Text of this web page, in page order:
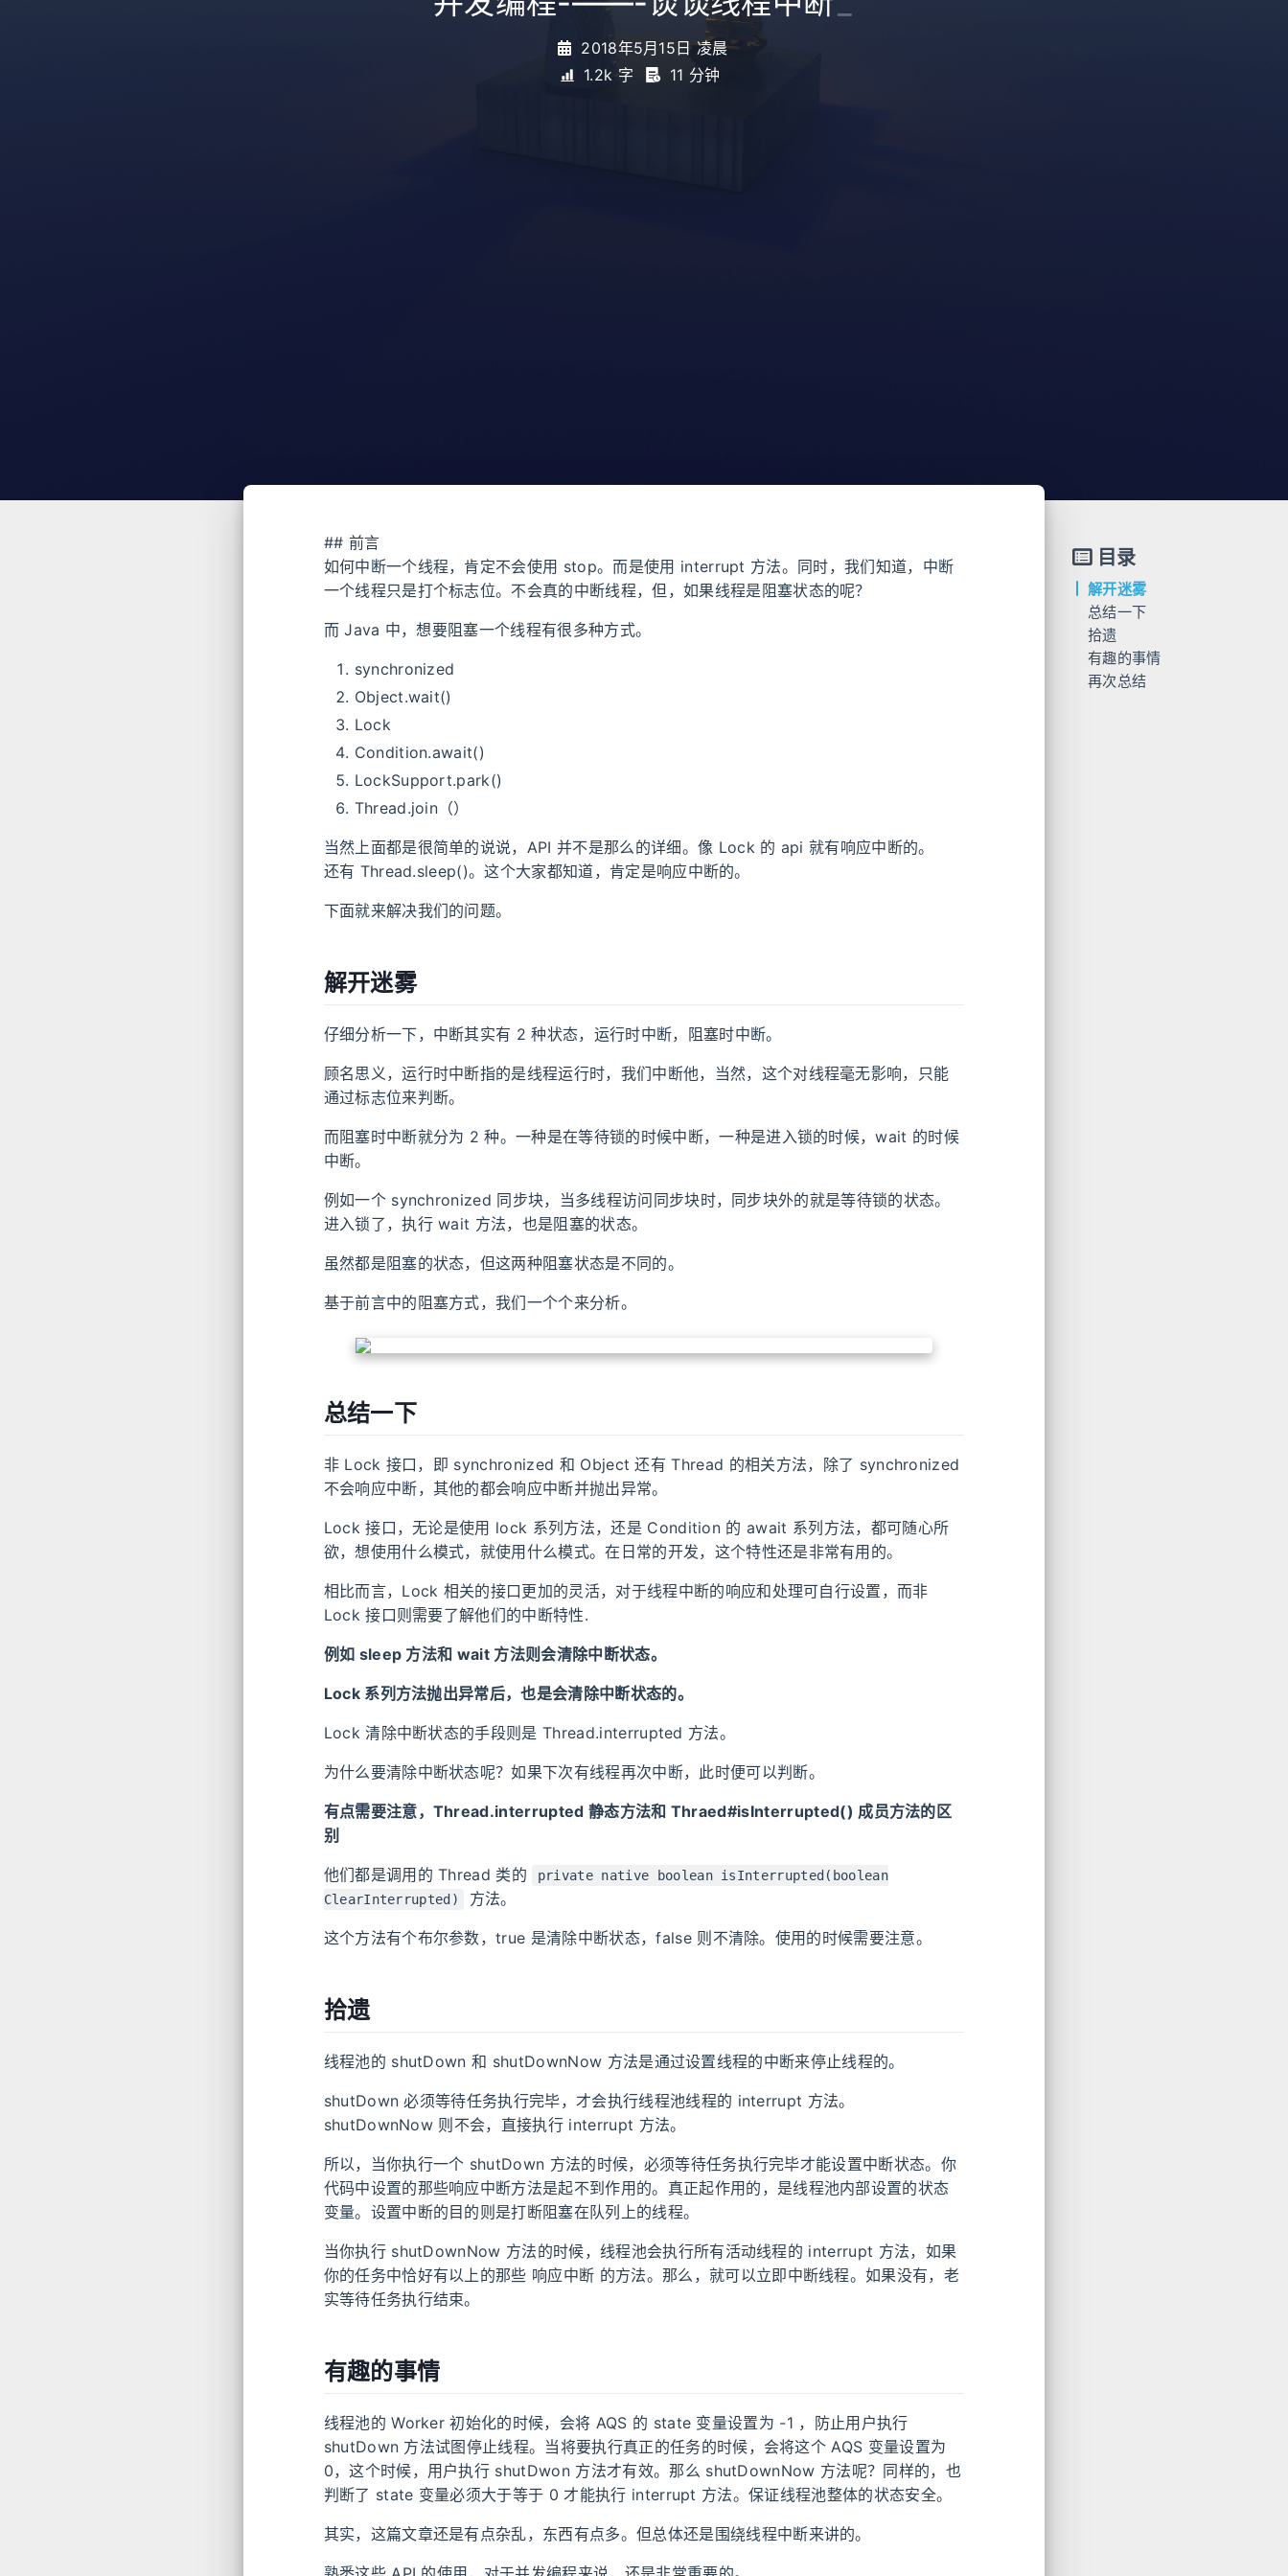
2018年5月15日 凌晨
1.2k 字
11 分钟
## 前言
如何中断一个线程，肯定不会使用 stop。而是使用 interrupt 方法。同时，我们知道，中断
一个线程只是打个标志位。不会真的中断线程，但，如果线程是阻塞状态的呢？
而 Java 中，想要阻塞一个线程有很多种方式。
synchronized
Object.wait()
Lock
Condition.await()
LockSupport.park()
Thread.join（）
当然上面都是很简单的说说，API 并不是那么的详细。像 Lock 的 api 就有响应中断的。
还有 Thread.sleep()。这个大家都知道，肯定是响应中断的。
下面就来解决我们的问题。
解开迷雾
仔细分析一下，中断其实有 2 种状态，运行时中断，阻塞时中断。
顾名思义，运行时中断指的是线程运行时，我们中断他，当然，这个对线程毫无影响，只能
通过标志位来判断。
而阻塞时中断就分为 2 种。一种是在等待锁的时候中断，一种是进入锁的时候，wait 的时候
中断。
例如一个 synchronized 同步块，当多线程访问同步块时，同步块外的就是等待锁的状态。
进入锁了，执行 wait 方法，也是阻塞的状态。
虽然都是阻塞的状态，但这两种阻塞状态是不同的。
基于前言中的阻塞方式，我们一个个来分析。
总结一下
非 Lock 接口，即 synchronized 和 Object 还有 Thread 的相关方法，除了 synchronized
不会响应中断，其他的都会响应中断并抛出异常。
Lock 接口，无论是使用 lock 系列方法，还是 Condition 的 await 系列方法，都可随心所
欲，想使用什么模式，就使用什么模式。在日常的开发，这个特性还是非常有用的。
相比而言，Lock 相关的接口更加的灵活，对于线程中断的响应和处理可自行设置，而非
Lock 接口则需要了解他们的中断特性.
例如 sleep 方法和 wait 方法则会清除中断状态。
Lock 系列方法抛出异常后，也是会清除中断状态的。
Lock 清除中断状态的手段则是 Thread.interrupted 方法。
为什么要清除中断状态呢？如果下次有线程再次中断，此时便可以判断。
有点需要注意，Thread.interrupted 静态方法和 Thraed#isInterrupted() 成员方法的区
别
他们都是调用的 Thread 类的
private native boolean isInterrupted(boolean
ClearInterrupted)
方法。
这个方法有个布尔参数，true 是清除中断状态，false 则不清除。使用的时候需要注意。
拾遗
线程池的 shutDown 和 shutDownNow 方法是通过设置线程的中断来停止线程的。
shutDown 必须等待任务执行完毕，才会执行线程池线程的 interrupt 方法。
shutDownNow 则不会，直接执行 interrupt 方法。
所以，当你执行一个 shutDown 方法的时候，必须等待任务执行完毕才能设置中断状态。你
代码中设置的那些响应中断方法是起不到作用的。真正起作用的，是线程池内部设置的状态
变量。设置中断的目的则是打断阻塞在队列上的线程。
当你执行 shutDownNow 方法的时候，线程池会执行所有活动线程的 interrupt 方法，如果
你的任务中恰好有以上的那些 响应中断 的方法。那么，就可以立即中断线程。如果没有，老
实等待任务执行结束。
有趣的事情
线程池的 Worker 初始化的时候，会将 AQS 的 state 变量设置为 -1 ，防止用户执行
shutDown 方法试图停止线程。当将要执行真正的任务的时候，会将这个 AQS 变量设置为
0，这个时候，用户执行 shutDwon 方法才有效。那么 shutDownNow 方法呢？同样的，也
判断了 state 变量必须大于等于 0 才能执行 interrupt 方法。保证线程池整体的状态安全。
其实，这篇文章还是有点杂乱，东西有点多。但总体还是围绕线程中断来讲的。
目录
解开迷雾
总结一下
拾遗
有趣的事情
再次总结